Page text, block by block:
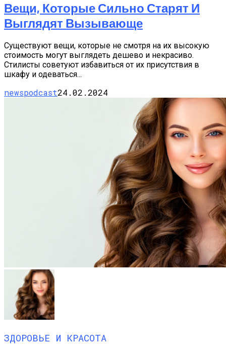
Вещи, Которые Сильно Старят И
Выглядят Вызывающе
Существуют вещи, которые не смотря на их высокую
стоимость могут выглядеть дешево и некрасиво.
Стилисты советуют избавиться от их присутствия в
шкафу и одеваться...
newspodcast24.02.2024
ЗДОРОВЬЕ И КРАСОТА